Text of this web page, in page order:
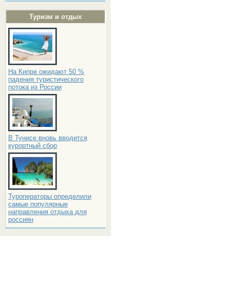
Туризм и отдых
На Кипре ожидают 50 %
падения туристического
потока из России
В Тунисе вновь вводится
курортный сбор
Туроператоры определили
самые популярные
направления отдыха для
россиян